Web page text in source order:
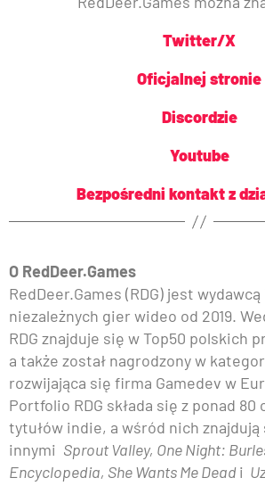
Twitter/X
Oficjalnej stronie
Discordzie
Youtube
Bezpośredni kontakt z
O RedDeer.Games
RedDeer.Games (RDG) jest
niezależnych gier wideo od 2019.
RDG znajduje się w Top50 polskich
a także został nagrodzony w
rozwijająca się firma Gamedev w
Portfolio RDG składa się z ponad 80
tytułów indie, a wśród nich znajdują
innymi Sprout Valley, One Night:
Encyclopedia, She Wants Me Deadi